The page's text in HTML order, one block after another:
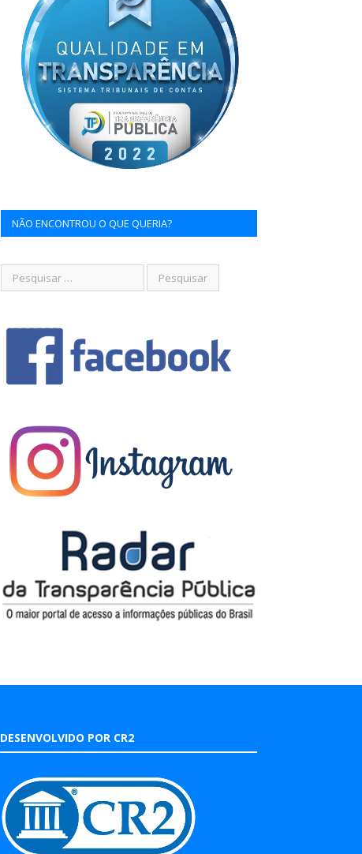
NÃO ENCONTROU O QUE QUERIA?
DESENVOLVIDO POR CR2